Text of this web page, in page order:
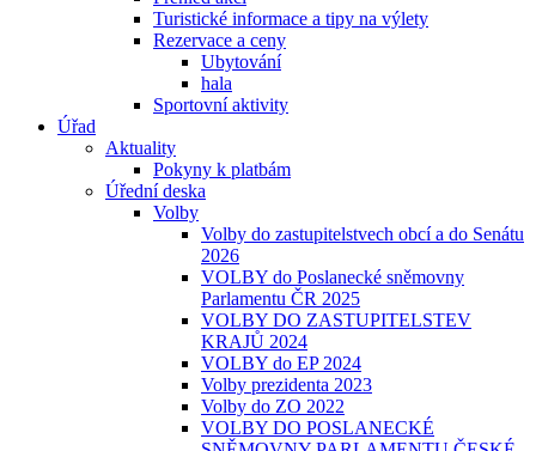
Turistické informace a tipy na výlety
Rezervace a ceny
Ubytování
hala
Sportovní aktivity
Úřad
Aktuality
Pokyny k platbám
Úřední deska
Volby
Volby do zastupitelstvech obcí a do Senátu
2026
VOLBY do Poslanecké sněmovny
Parlamentu ČR 2025
VOLBY DO ZASTUPITELSTEV
KRAJŮ 2024
VOLBY do EP 2024
Volby prezidenta 2023
Volby do ZO 2022
VOLBY DO POSLANECKÉ